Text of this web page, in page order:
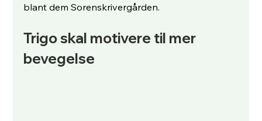
blant dem Sorenskrivergården.
Trigo skal motivere til mer
bevegelse